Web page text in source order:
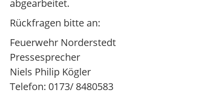
abgearbeitet.
Rückfragen bitte an:
Feuerwehr Norderstedt
Pressesprecher
Niels Philip Kögler
Telefon: 0173/ 8480583